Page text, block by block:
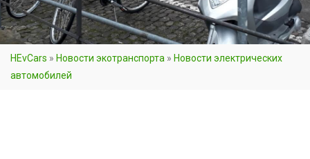
HEvCars » Новости экотранспорта » Новости электрических
автомобилей